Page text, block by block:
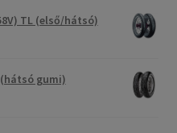
TL (első/hátsó)
(hátsó gumi)